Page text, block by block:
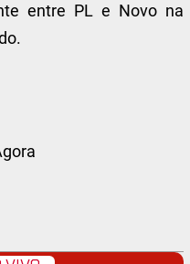
entre PL e Novo na